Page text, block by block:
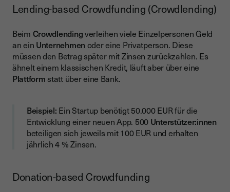
Lending-based Crowdfunding (Crowdlending)
Beim Crowdlendingverleihen viele Einzelpersonen Geld
an ein Unternehmenoder eine Privatperson. Diese
müssen den Betrag später mit Zinsen zurückzahlen. Es
ähnelt einem klassischen Kredit, läuft aber über eine
Plattform statt über eine Bank.
Beispiel: Ein Startup benötigt 50.000 EUR für die
Entwicklung einer neuen App. 500 Unterstützer:innen
beteiligen sich jeweils mit 100 EUR und erhalten
jährlich 4 % Zinsen.
Donation-based Crowdfunding